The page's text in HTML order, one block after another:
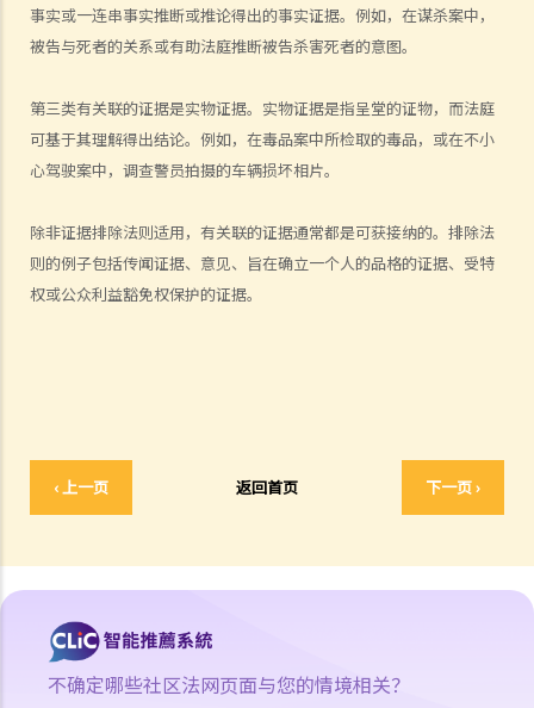
事实或一连串事实推断或推论得出的事实证据。例如，在谋杀案中，
被告与死者的关系或有助法庭推断被告杀害死者的意图。
第三类有关联的证据是实物证据。实物证据是指呈堂的证物，而法庭
可基于其理解得出结论。例如，在毒品案中所检取的毒品，或在不小
心驾驶案中，调查警员拍摄的车辆损坏相片。
除非证据排除法则适用，有关联的证据通常都是可获接纳的。排除法
则的例子包括传闻证据、意见、旨在确立一个人的品格的证据、受特
权或公众利益豁免权保护的证据。
‹ 上一页 返回首页 下一页 ›
1. 在列队认人及其他认人程序中，我有哪些权利？
2. 列队认人的程序
b. 庭上辨认
c. 其他目视指认程序
d. 关于指认证据的指示
审判阶段
1. 控方如何把被告人定罪？
b. 在刑事案件审讯中无须证明的事项
1. 法律推定
2. 被告有权在审讯时不作供吗？
3. 若被告于审讯选择出庭作供？
不确定哪些社区法网页面与您的情境相关？